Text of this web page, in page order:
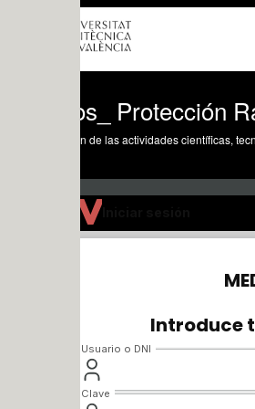
Protección
de las actividades científicas, tecnológicas y